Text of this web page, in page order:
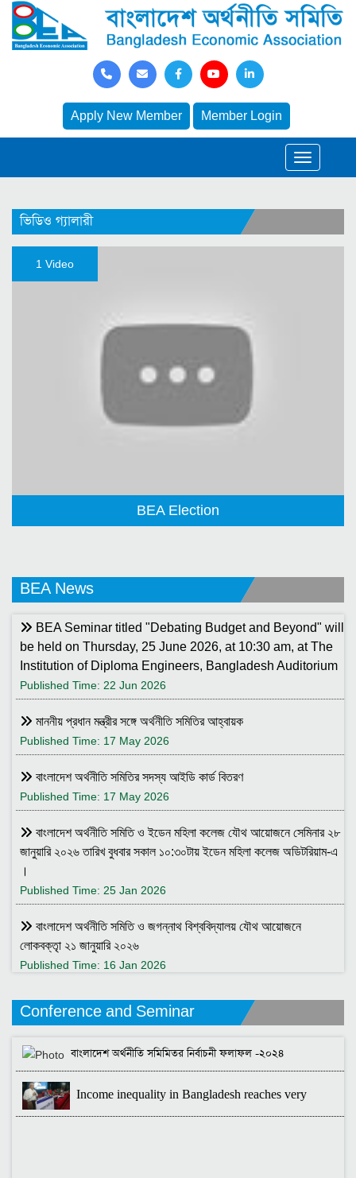
Apply New Member Member Login
ভিডিও গ্যালারী
1 Video
BEA Election
BEA News
BEA Seminar titled "Debating Budget and Beyond" will
be held on Thursday, 25 June 2026, at 10:30 am, at The
Institution of Diploma Engineers, Bangladesh Auditorium
Published Time: 22 Jun 2026
মাননীয় প্রধান মন্ত্রীর সঙ্গে অর্থনীতি সমিতির আহ্বায়ক
Published Time: 17 May 2026
বাংলাদেশ অর্থনীতি সমিতির সদস্য আইডি কার্ড বিতরণ
Published Time: 17 May 2026
বাংলাদেশ অর্থনীতি সমিতি ও ইডেন মহিলা কলেজ যৌথ আয়োজনে সেমিনার ২৮
জানুয়ারি ২০২৬ তারিখ বুধবার সকাল ১০:৩০টায় ইডেন মহিলা কলেজ অডিটরিয়াম-এ
।
Published Time: 25 Jan 2026
বাংলাদেশ অর্থনীতি সমিতি ও জগন্নাথ বিশ্ববিদ্যালয় যৌথ আয়োজনে
লোকবক্তৃা ২১ জানুয়ারি ২০২৬
Published Time: 16 Jan 2026
বেগম খালেদা জিয়ার মৃত্যুতে বাংলাদেশ অর্থনীতি সমিতি গভীরভাবে শোকাহত
Published Time: 30 Dec 2025
BEA Seminar 2025 "Debating Budget and Beyond" 21
June 2025, at 10:00 am, at the CIRDAP Auditorium
Published Time: 16 Jun 2025
Conference and Seminar
বাংলাদেশ অর্থনীতি সমিমিতর নির্বাচনী ফলাফল -২০২৪
Income inequality in Bangladesh reaches very